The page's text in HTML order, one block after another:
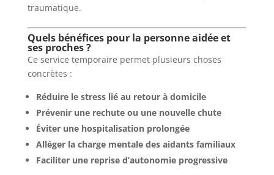
traumatique.
Quels bénéfices pour la personne aidée et
ses proches ?
Ce service temporaire permet plusieurs choses
concrètes :
Réduire le stress lié au retour à domicile
Prévenir une rechute ou une nouvelle chute
Éviter une hospitalisation prolongée
Alléger la charge mentale des aidants familiaux
Faciliter une reprise d’autonomie progressive